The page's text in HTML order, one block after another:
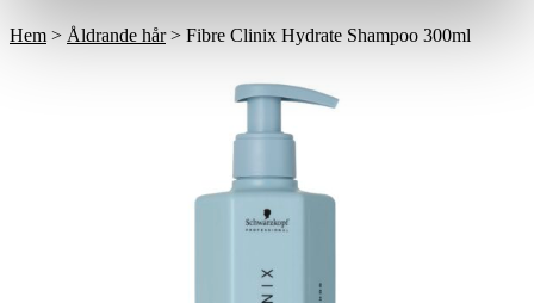
Hem > Åldrande hår> Fibre Clinix Hydrate Shampoo 300ml